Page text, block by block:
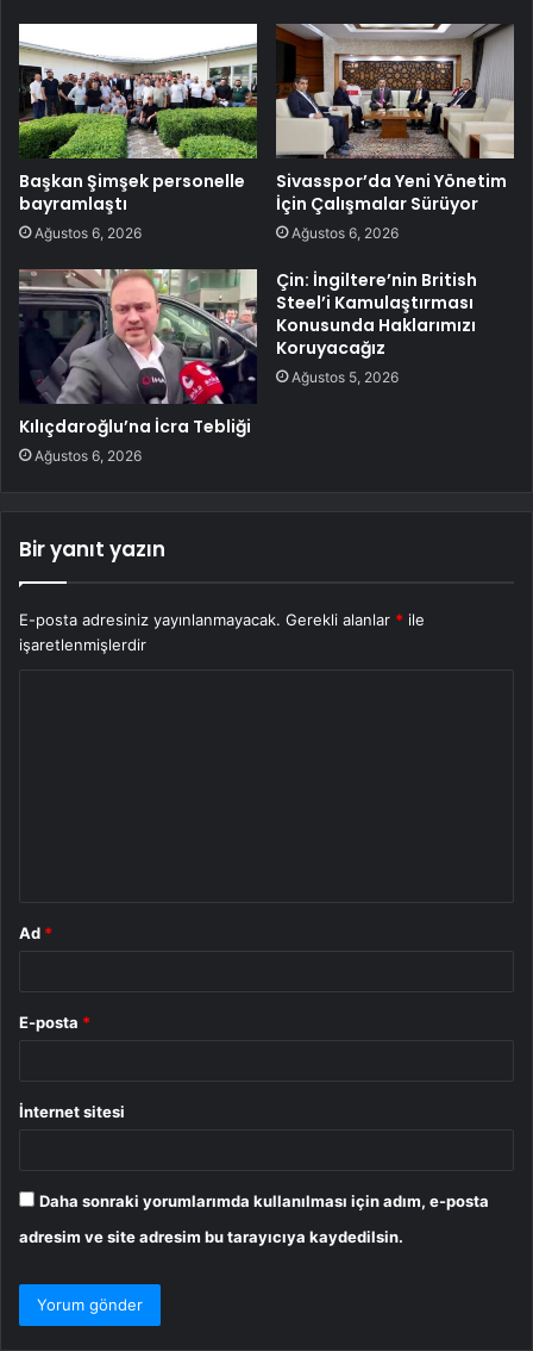
Başkan Şimşek personelle
bayramlaştı
Ağustos 6, 2026
Sivasspor’da Yeni Yönetim
İçin Çalışmalar Sürüyor
Ağustos 6, 2026
Kılıçdaroğlu’na İcra Tebliği
Ağustos 6, 2026
Çin: İngiltere’nin British
Steel’i Kamulaştırması
Konusunda Haklarımızı
Koruyacağız
Ağustos 5, 2026
Bir yanıt yazın
E-posta adresiniz yayınlanmayacak. Gerekli alanlar * ile
işaretlenmişlerdir
Ad *
E-posta *
İnternet sitesi
Daha sonraki yorumlarımda kullanılması için adım, e-posta
adresim ve site adresim bu tarayıcıya kaydedilsin.